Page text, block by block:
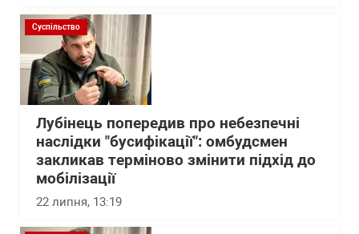
Суспільство
Лубінець попередив про небезпечні
наслідки "бусифікації": омбудсмен
закликав терміново змінити підхід до
мобілізації
22 липня, 13:19